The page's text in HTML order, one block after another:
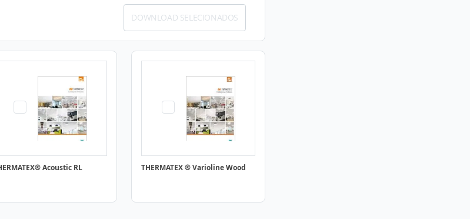
DOWNLOAD SELECIONADOS
Acoustic RL THERMATEX ® Varioline Wood